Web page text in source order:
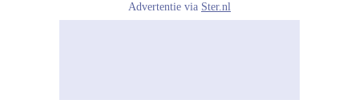
Advertentie via Ster.nl